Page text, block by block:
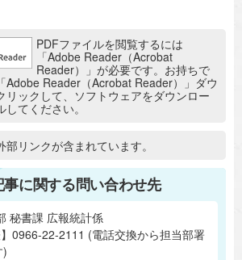
ァイルPDFファイルを閲覧するには
「Adobe Reader（Acrobat
Reader）」が必要です。お持ちで
Adobe Reader（Acrobat Reader）」ダウ
リックして、ソフトウェアをダウンロー
てください。
ンク
リンクが含まれています。
事に関する問い合わせ先
秘書課 広報統計係
】0966-22-2111 (電話交換から担当部署
)